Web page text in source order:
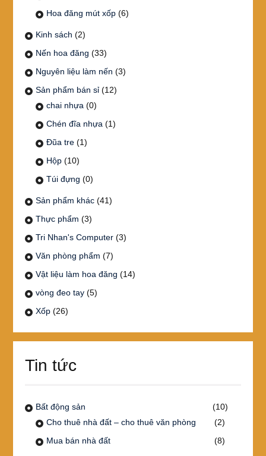
Hoa đăng mút xốp (6)
Kinh sách (2)
Nến hoa đăng (33)
Nguyên liệu làm nến (3)
Sản phẩm bán sỉ (12)
chai nhựa (0)
Chén đĩa nhựa (1)
Đũa tre (1)
Hộp (10)
Túi đựng (0)
Sản phẩm khác (41)
Thực phẩm (3)
Tri Nhan's Computer (3)
Văn phòng phẩm (7)
Vật liệu làm hoa đăng (14)
vòng đeo tay (5)
Xốp (26)
Tin tức
Bất động sản
(10)
Cho thuê nhà đất – cho thuê văn phòng
(2)
Mua bán nhà đất
(8)